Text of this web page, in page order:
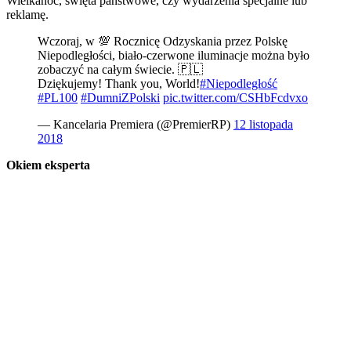
reklamę.
Wczoraj, w 💯 Rocznicę Odzyskania przez Polskę
Niepodległości, biało-czerwone iluminacje można było
zobaczyć na całym świecie. 🇵🇱
Dziękujemy! Thank you, World!#Niepodległość
#PL100 #DumniZPolski pic.twitter.com/CSHbFcdvxo
— Kancelaria Premiera (@PremierRP) 12 listopada
2018
Okiem eksperta